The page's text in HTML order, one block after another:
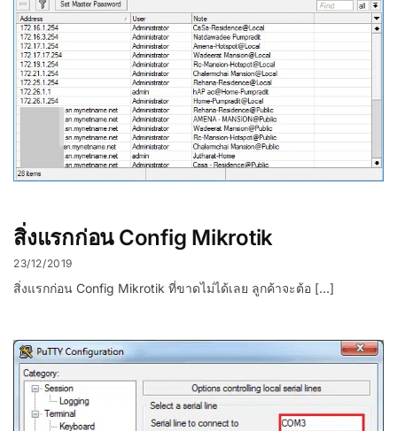
สิ่งแรกก่อน Config Mikrotik
23/12/2019
สิ่งแรกก่อน Config Mikrotik ที่ขาดไม่ได้เลย ลูกค้าจะต้อ […]